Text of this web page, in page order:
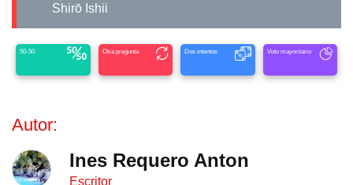
Shirō Ishii
50-50 Otra pregunta Dos intentos Voto mayoritario
Autor:
Ines Requero Anton
Escritor